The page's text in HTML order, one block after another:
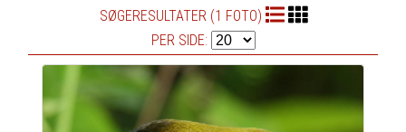
SØGERESULTATER (1 FOTO)
PER SIDE: